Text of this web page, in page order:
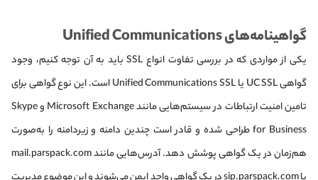
گواهینامه‌های Unified Communications
یکی از مواردی که در بررسی تفاوت انواع SSL باید به آن توجه کنیم، وجود
گواهی UC SSL یا Unified Communications SSL است. این نوع گواهی برای
تامین امنیت ارتباطات در سیستم‌هایی مانند Microsoft Exchange و Skype
for Business طراحی شده و قادر است چندین دامنه و زیردامنه را به‌صورت
هم‌زمان در یک گواهی پوشش دهد. آدرس‌هایی مانند mail.parspack.com